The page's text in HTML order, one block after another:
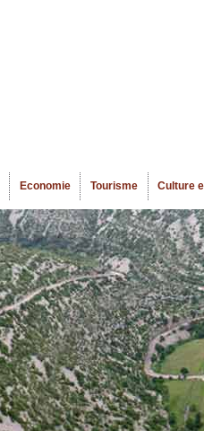
Economie Tourisme Culture